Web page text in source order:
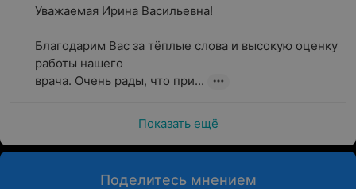
Уважаемая Ирина Васильевна!
Благодарим Вас за тёплые слова и высокую оценку
работы нашего
врача. Очень рады, что при...
Показать ещё
Поделитесь мнением